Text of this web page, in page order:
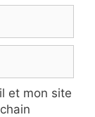
et mon site